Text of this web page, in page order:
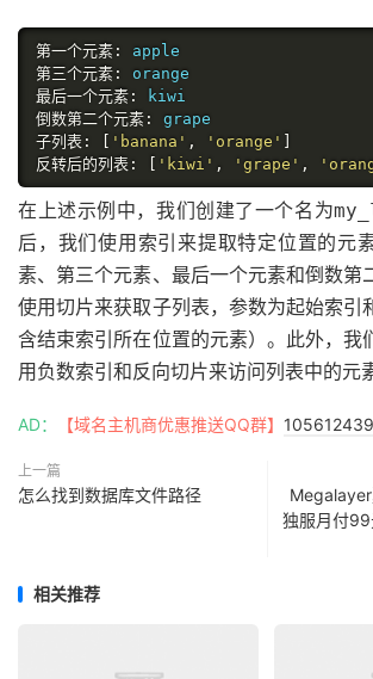
第一个元素:
第三个元素:
最后一个元素:
倒数第二个元素:
子列表:
'banana' , 'orange'
反转后的列表:
'kiwi' , 'grape' ,
在上述示例中，我们创建了一个名为
后，我们使用索引来提取特定位置的元
素、第三个元素、最后一个元素和倒数第
使用切片来获取子列表，参数为起始索引
含结束索引所在位置的元素）。此外，我
用负数索引和反向切片来访问列表中的元素
AD： 【域名主机商优惠推送QQ群】
上一篇
怎么找到数据库文件路径
独服月付
相关推荐